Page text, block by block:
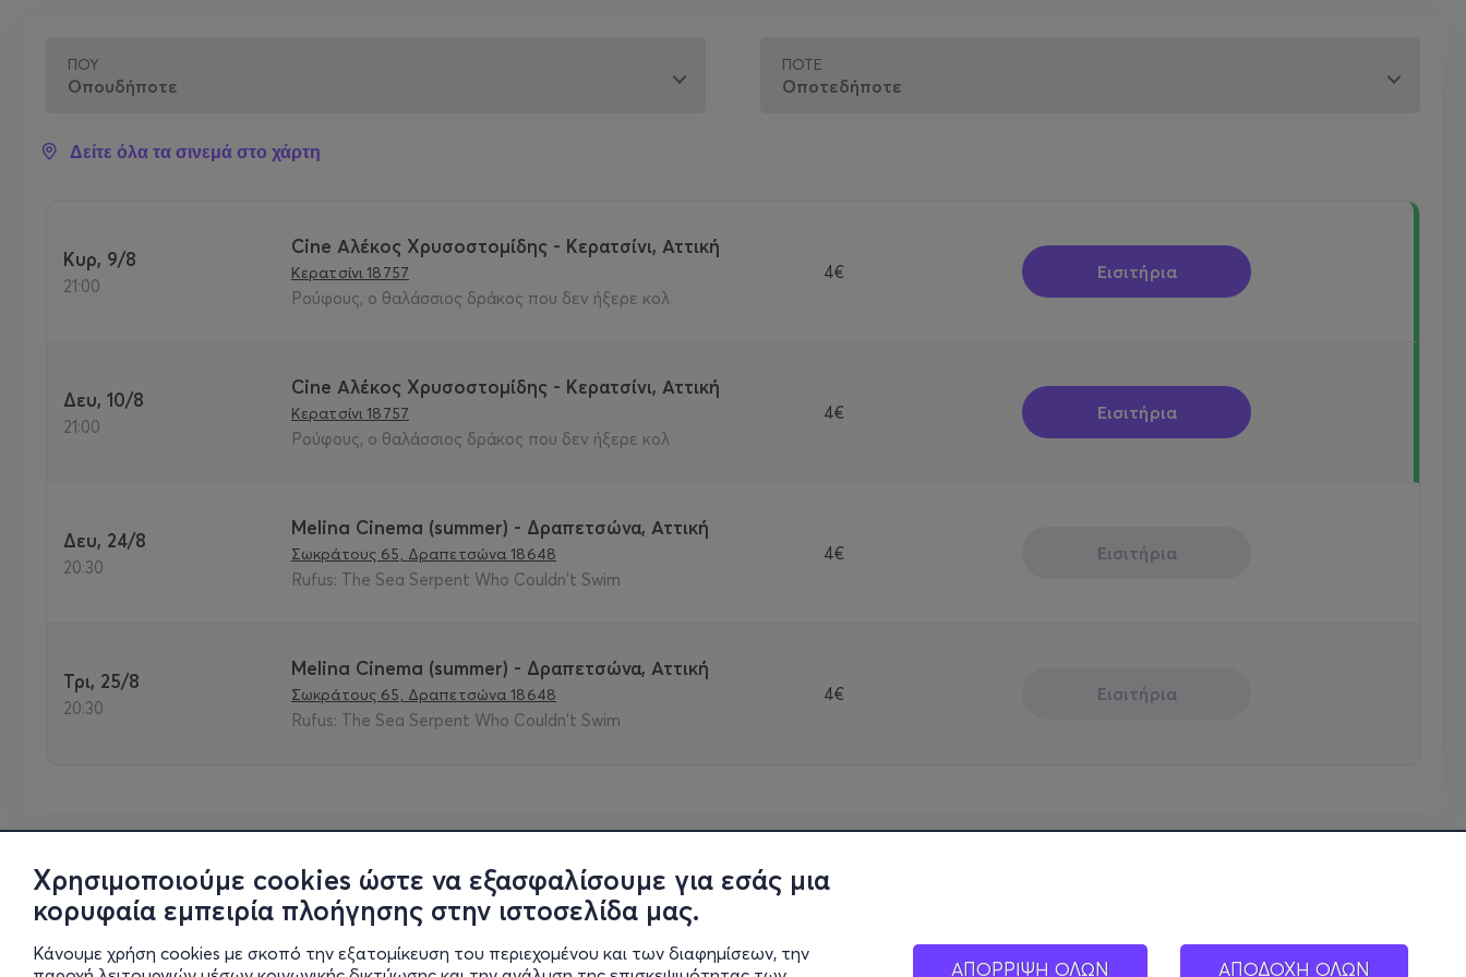
Χρησιμοποιούμε cookies ώστε να εξασφαλίσουμε για εσάς μια
κορυφαία εμπειρία πλοήγησης στην ιστοσελίδα μας.
Κάνουμε χρήση cookies με σκοπό την εξατομίκευση του περιεχομένου και των διαφημίσεων, την
ΑΠΟΡΡΙΨΗ ΟΛΩΝ ΑΠΟΔΟΧΗ ΟΛΩΝ
ΠΟΎ ΠΌΤΕ
Δείτε όλα τα σινεμά στο χάρτη
Κυρ, 9/8
21:00
Cine Αλέκος Χρυσοστομίδης - Κερατσίνι, Αττική
Κερατσίνι 18757
Ρούφους, ο θαλάσσιος δράκος που δεν ήξερε κολ
4€ Εισιτήρια
Δευ, 10/8
21:00
Cine Αλέκος Χρυσοστομίδης - Κερατσίνι, Αττική
Κερατσίνι 18757
Ρούφους, ο θαλάσσιος δράκος που δεν ήξερε κολ
4€ Εισιτήρια
Δευ, 24/8
20:30
Melina Cinema (summer) - Δραπετσώνα, Αττική
Σωκράτους 65, Δραπετσώνα 18648
Rufus: The Sea Serpent Who Couldn't Swim
4€ Εισιτήρια
Τρι, 25/8
20:30
Melina Cinema (summer) - Δραπετσώνα, Αττική
Σωκράτους 65, Δραπετσώνα 18648
Rufus: The Sea Serpent Who Couldn't Swim
4€ Εισιτήρια